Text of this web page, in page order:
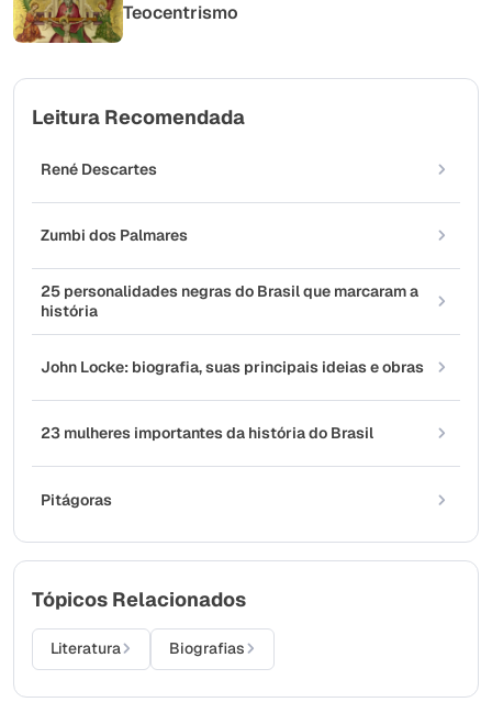
Teocentrismo
Leitura Recomendada
René Descartes
Zumbi dos Palmares
25 personalidades negras do Brasil que marcaram a
história
John Locke: biografia, suas principais ideias e obras
23 mulheres importantes da história do Brasil
Pitágoras
Tópicos Relacionados
Literatura Biografias